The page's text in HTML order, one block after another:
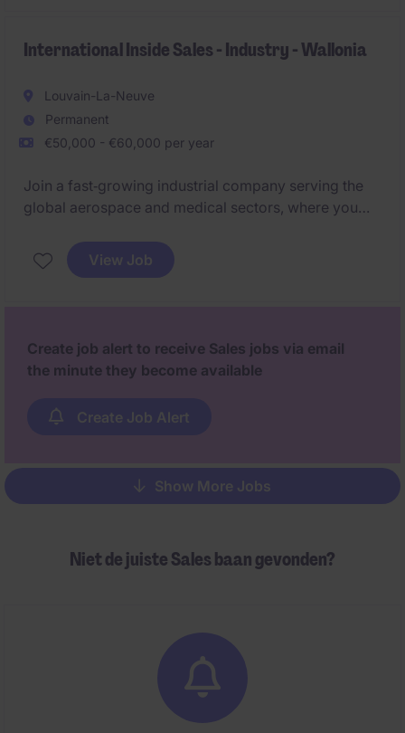
International Inside Sales - Industry - Wallonia
Louvain-La-Neuve
Permanent
€50,000 - €60,000 per year
Join a fast‑growing industrial company serving the
global aerospace and medical sectors, where you
commercial activities across Europe. This is a rare
opportunity to be fully trained from A to Z, grow your
View Job
Create job alert to receive Sales jobs via email
the minute they become available
Create Job Alert
Pagination
Show More Jobs
Niet de juiste Sales baan gevonden?